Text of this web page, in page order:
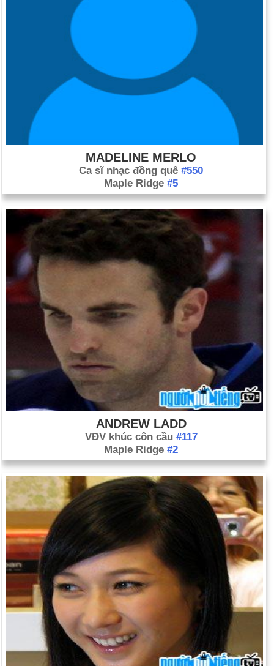
MADELINE MERLO
Ca sĩ nhạc đồng quê #550
Maple Ridge #5
ANDREW LADD
VĐV khúc côn cầu #117
Maple Ridge #2